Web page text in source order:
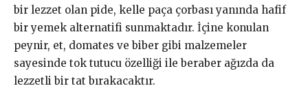
bir lezzet olan pide, kelle paça çorbası yanında hafif
bir yemek alternatifi sunmaktadır. İçine konulan
peynir, et, domates ve biber gibi malzemeler
sayesinde tok tutucu özelliği ile beraber ağızda da
lezzetli bir tat bırakacaktır.